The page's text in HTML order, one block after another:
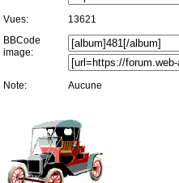
Vues:
13621
BBCode
image:
Note: Aucune